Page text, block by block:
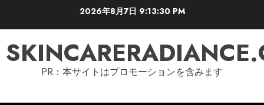
2026年8月7日 9:13:31 PM
PR：本サイトはプロモーションを含みます